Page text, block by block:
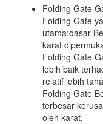
Folding Gate
Folding Gate
utama:dasar
karat
Folding Gate
lebih baik
relatif lebih
Folding Gate
terbesar
oleh karat.